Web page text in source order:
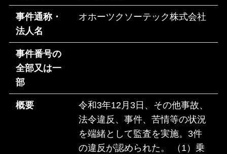
事件通称・
法人名
オホーツクソーテック株式会社
事件番号の
全部又は一
部
概要
令和3年12月3日、その他事故、
法令違反、事件、苦情等の状況
を端緒として監査を実施。3件
の違反が認められた。 （1）乗